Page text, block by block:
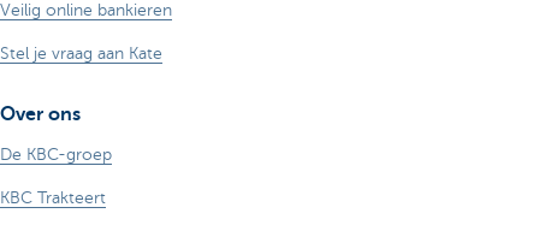
Veilig online bankieren
Stel je vraag aan Kate
Over ons
De KBC-groep
KBC Trakteert